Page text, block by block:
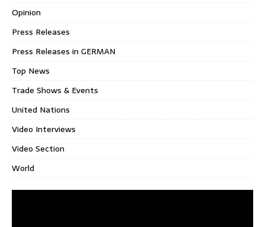
Opinion
Press Releases
Press Releases in GERMAN
Top News
Trade Shows & Events
United Nations
Video Interviews
Video Section
World